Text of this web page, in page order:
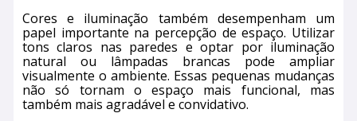
Cores e iluminação também desempenham um
papel importante na percepção de espaço. Utilizar
tons claros nas paredes e optar por iluminação
natural ou lâmpadas brancas pode ampliar
visualmente o ambiente. Essas pequenas mudanças
não só tornam o espaço mais funcional, mas
também mais agradável e convidativo.